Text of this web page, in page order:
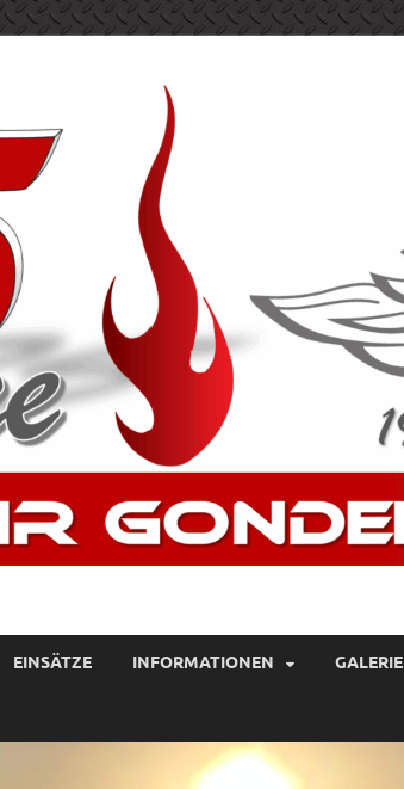
GONDELSHEIM
EINSÄTZE INFORMATIONEN GALERIE